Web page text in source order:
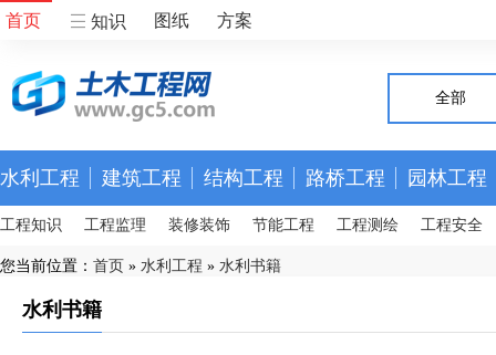
首页 知识 图纸 方案
全部
水利工程 建筑工程 结构工程 路桥工程 园林工程
工程知识 工程监理 装修装饰 节能工程 工程测绘 工程安全
您当前位置： 首页 » 水利工程 » 水利书籍
水利书籍